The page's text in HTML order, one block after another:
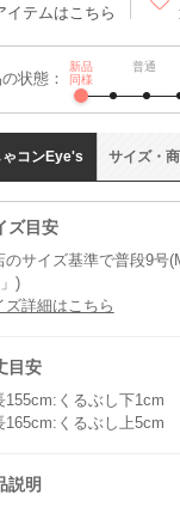
イテムはこちら
状態：
新品
同様
普通
ゃコンEye's
ズ目安
のサイズ基準で普段9号
」)
ズ詳細はこちら
目安
155cm:くるぶし下1cm
165cm:くるぶし上5cm
説明
サイズ・